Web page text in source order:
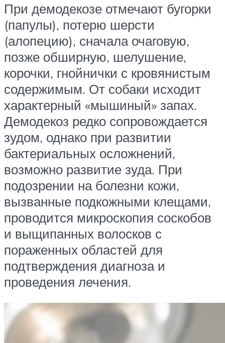
При демодекозе отмечают бугорки
(папулы), потерю шерсти
(алопецию), сначала очаговую,
позже обширную, шелушение,
корочки, гнойнички с кровянистым
содержимым. От собаки исходит
характерный «мышиный» запах.
Демодекоз редко сопровождается
зудом, однако при развитии
бактериальных осложнений,
возможно развитие зуда. При
подозрении на болезни кожи,
вызванные подкожными клещами,
проводится микроскопия соскобов
и выщипанных волосков с
пораженных областей для
подтверждения диагноза и
проведения лечения.